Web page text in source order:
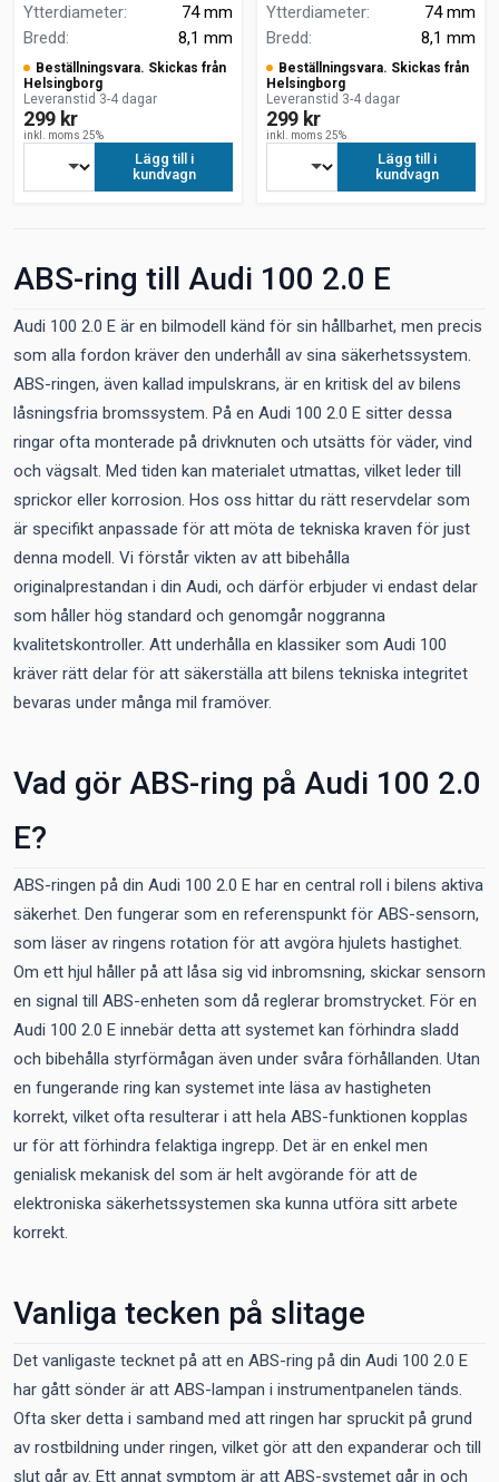
Ytterdiameter:
74 mm
Bredd: 8,1 mm
Beställningsvara. Skickas från
Helsingborg
Leveranstid 3-4 dagar
299 kr
inkl. moms 25%
Lägg till i
kundvagn
Ytterdiameter:
74 mm
Bredd: 8,1 mm
Beställningsvara. Skickas från
Helsingborg
Leveranstid 3-4 dagar
299 kr
inkl. moms 25%
Lägg till i
kundvagn
ABS-ring till Audi 100 2.0 E
Audi 100 2.0 E är en bilmodell känd för sin hållbarhet, men precis
som alla fordon kräver den underhåll av sina säkerhetssystem.
ABS-ringen, även kallad impulskrans, är en kritisk del av bilens
låsningsfria bromssystem. På en Audi 100 2.0 E sitter dessa
ringar ofta monterade på drivknuten och utsätts för väder, vind
och vägsalt. Med tiden kan materialet utmattas, vilket leder till
sprickor eller korrosion. Hos oss hittar du rätt reservdelar som
är specifikt anpassade för att möta de tekniska kraven för just
denna modell. Vi förstår vikten av att bibehålla
originalprestandan i din Audi, och därför erbjuder vi endast delar
som håller hög standard och genomgår noggranna
kvalitetskontroller. Att underhålla en klassiker som Audi 100
kräver rätt delar för att säkerställa att bilens tekniska integritet
bevaras under många mil framöver.
Vad gör ABS-ring på Audi 100 2.0
E?
ABS-ringen på din Audi 100 2.0 E har en central roll i bilens aktiva
säkerhet. Den fungerar som en referenspunkt för ABS-sensorn,
som läser av ringens rotation för att avgöra hjulets hastighet.
Om ett hjul håller på att låsa sig vid inbromsning, skickar sensorn
en signal till ABS-enheten som då reglerar bromstrycket. För en
Audi 100 2.0 E innebär detta att systemet kan förhindra sladd
och bibehålla styrförmågan även under svåra förhållanden. Utan
en fungerande ring kan systemet inte läsa av hastigheten
korrekt, vilket ofta resulterar i att hela ABS-funktionen kopplas
ur för att förhindra felaktiga ingrepp. Det är en enkel men
genialisk mekanisk del som är helt avgörande för att de
elektroniska säkerhetssystemen ska kunna utföra sitt arbete
korrekt.
Vanliga tecken på slitage
Det vanligaste tecknet på att en ABS-ring på din Audi 100 2.0 E
har gått sönder är att ABS-lampan i instrumentpanelen tänds.
Ofta sker detta i samband med att ringen har spruckit på grund
av rostbildning under ringen, vilket gör att den expanderar och till
slut går av. Ett annat symptom är att ABS-systemet går in och